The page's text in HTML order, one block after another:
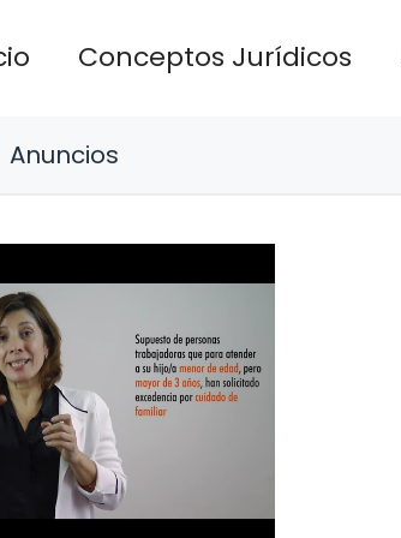
Conceptos Jurídicos
Anuncios